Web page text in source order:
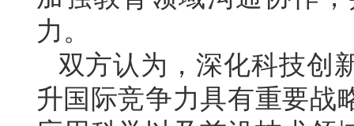
力。
双方认为，深化科技创
升国际竞争力具有重要战